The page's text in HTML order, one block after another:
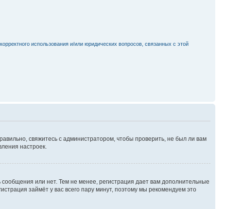
использования и/или юридических вопросов, связанных с этой
свяжитесь с администратором, чтобы проверить, не был ли вам
настроек.
или нет. Тем не менее, регистрация дает вам дополнительные
займёт у вас всего пару минут, поэтому мы рекомендуем это